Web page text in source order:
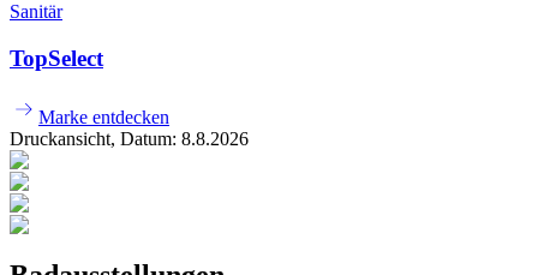
Sanitär
TopSelect
Marke entdecken
Druckansicht, Datum: 8.8.2026